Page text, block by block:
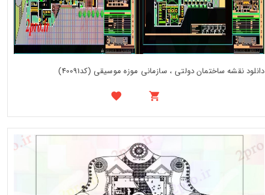
دانلود نقشه ساختمان دولتی ، سازمانی موزه موسیقی (کد40091)